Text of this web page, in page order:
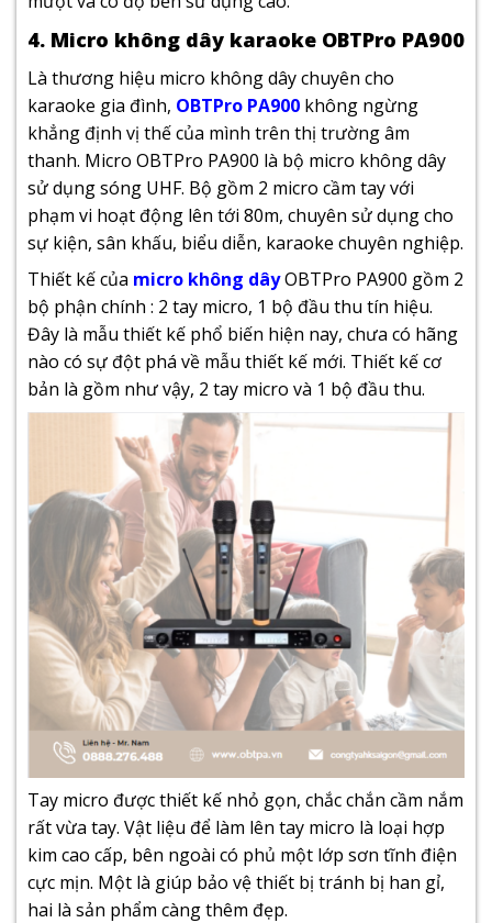
4. Micro không dây karaoke OBTPro PA900
Là thương hiệu micro không dây chuyên cho
karaoke gia đình, OBTPro PA900 không ngừng
khẳng định vị thế của mình trên thị trường âm
thanh. Micro OBTPro PA900 là bộ micro không dây
sử dụng sóng UHF. Bộ gồm 2 micro cầm tay với
phạm vi hoạt động lên tới 80m, chuyên sử dụng cho
sự kiện, sân khấu, biểu diễn, karaoke chuyên nghiệp.
Thiết kế của micro không dâyOBTPro PA900 gồm 2
bộ phận chính : 2 tay micro, 1 bộ đầu thu tín hiệu.
Đây là mẫu thiết kế phổ biến hiện nay, chưa có hãng
nào có sự đột phá về mẫu thiết kế mới. Thiết kế cơ
bản là gồm như vậy, 2 tay micro và 1 bộ đầu thu.
Tay micro được thiết kế nhỏ gọn, chắc chắn cầm nắm
rất vừa tay. Vật liệu để làm lên tay micro là loại hợp
kim cao cấp, bên ngoài có phủ một lớp sơn tĩnh điện
cực mịn. Một là giúp bảo vệ thiết bị tránh bị han gỉ,
hai là sản phẩm càng thêm đẹp.